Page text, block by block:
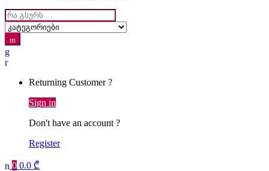
Search
for:
Returning Customer ?
Sign in
Don't have an account ?
Register
0 0.0 ₾